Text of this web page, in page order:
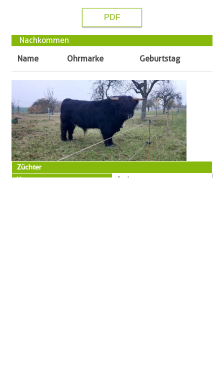
PDF
Nachkommen
Name
Ohrmarke Geburtstag
Züchter
Vorname
Jochen